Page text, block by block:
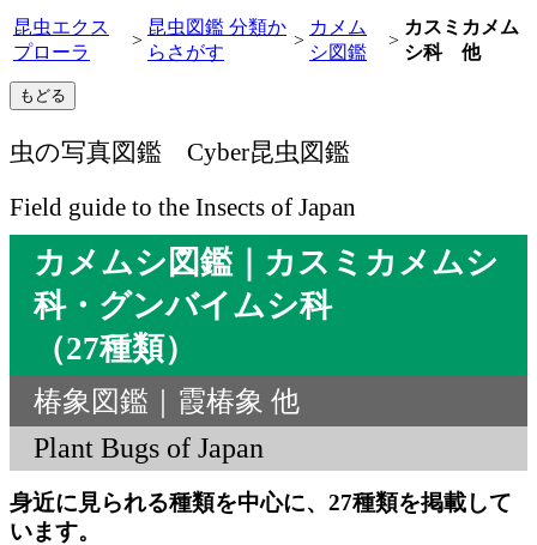
昆虫エクス
プローラ
>
昆虫図鑑 分類か
らさがす
>
カメム
シ図鑑
>
カスミカメム
シ科 他
虫の写真図鑑 Cyber昆虫図鑑
Field guide to the Insects of Japan
カメムシ図鑑｜カスミカメムシ
科・グンバイムシ科
（27種類）
椿象図鑑｜霞椿象 他
Plant Bugs of Japan
身近に見られる種類を中心に、27種類を掲載して
います。